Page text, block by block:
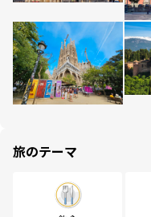
旅のテーマ